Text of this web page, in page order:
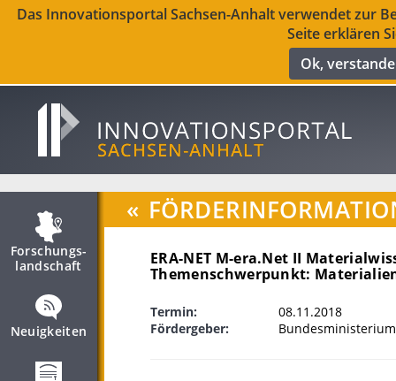
Das Innovationsportal Sachsen-Anhalt verwendet zur
Seite erklären
Ok,
Forschungs­
landschaft
Neuigkeiten
«
ERA-NET M-era.Net II
Themenschwerpunkt:
Termin:
08.11.2018
Fördergeber: